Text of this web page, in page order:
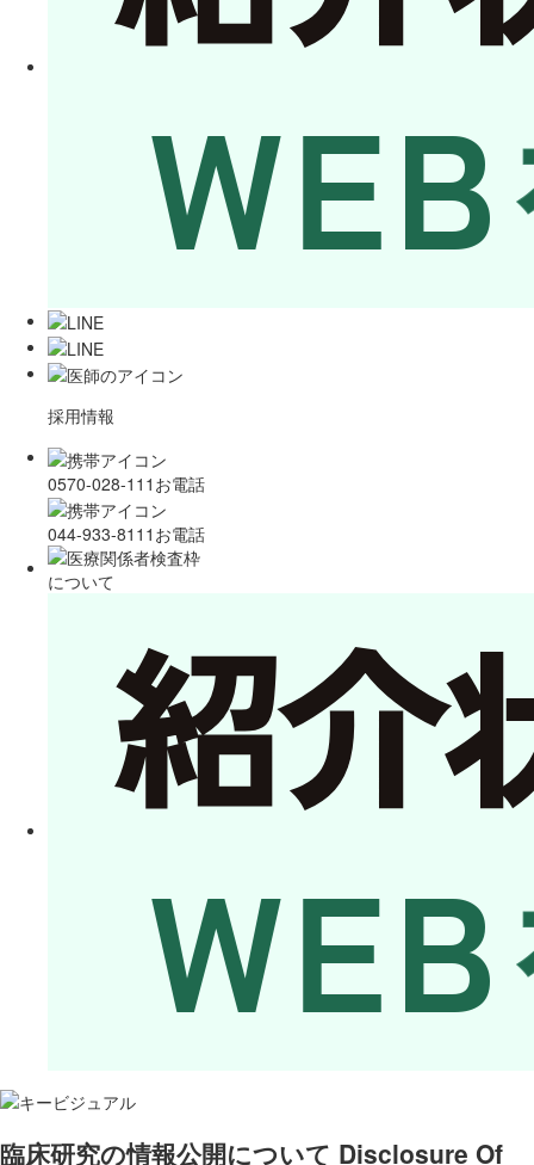
採用情報
0570-028-111 お電話
044-933-8111 お電話
臨床研究の情報公開について Disclosure Of